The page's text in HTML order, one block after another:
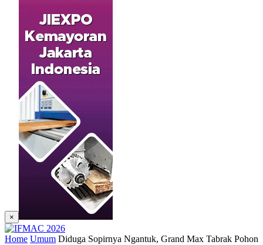
×
Home Umum Diduga Sopirnya Ngantuk, Grand Max Tabrak Pohon